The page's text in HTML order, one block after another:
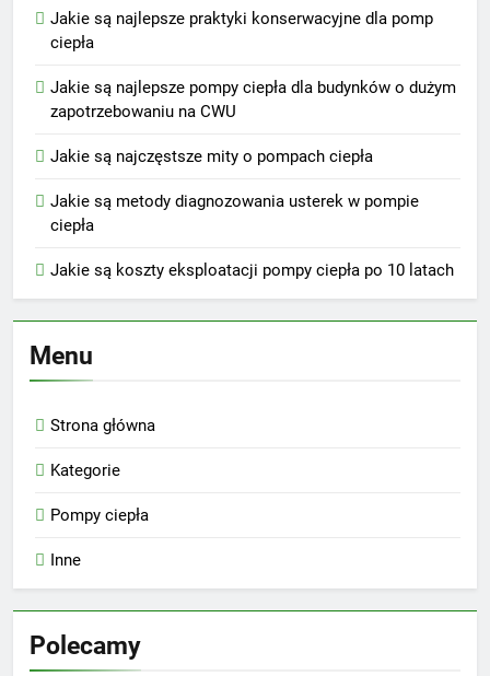
Jakie są najlepsze praktyki konserwacyjne dla pomp
ciepła
Jakie są najlepsze pompy ciepła dla budynków o dużym
zapotrzebowaniu na CWU
Jakie są najczęstsze mity o pompach ciepła
Jakie są metody diagnozowania usterek w pompie
ciepła
Jakie są koszty eksploatacji pompy ciepła po 10 latach
Menu
Strona główna
Kategorie
Pompy ciepła
Inne
Polecamy